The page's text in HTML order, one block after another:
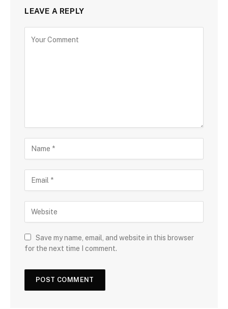
LEAVE A REPLY
Save my name, email, and website in this browser
for the next time I comment.